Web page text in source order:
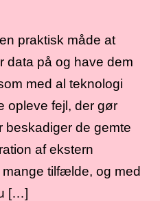
praktisk måde at
data på og have dem
med al teknologi
opleve fejl, der gør
de gemte
af ekstern
tilfælde, og med
[…]